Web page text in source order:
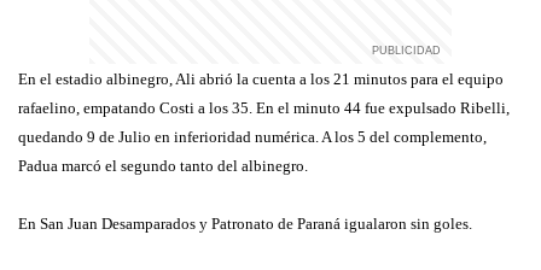
En el estadio albinegro, Ali abrió la cuenta a los 21 minutos para el equipo
rafaelino, empatando Costi a los 35. En el minuto 44 fue expulsado Ribelli,
quedando 9 de Julio en inferioridad numérica. A los 5 del complemento,
Padua marcó el segundo tanto del albinegro.
En San Juan Desamparados y Patronato de Paraná igualaron sin goles.